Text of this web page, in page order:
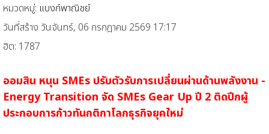
หมวดหมู่: แบงก์พาณิชย์
วันที่สร้าง วันจันทร์, 06 กรกฎาคม 2569 17:17
ฮิต: 1787
ออมสิน หนุน SMEs ปรับตัวรับการเปลี่ยนผ่านด้านพลังงาน -
Energy Transition จัด SMEs Gear Up ปี 2 ติดปีกผู้
ประกอบการก้าวทันกติกาโลกธุรกิจยุคใหม่